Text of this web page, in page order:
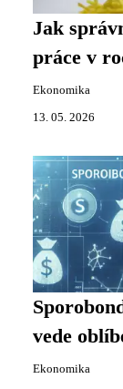
Jak
práce v
Ekonomika
13. 05. 2026
vede
Ekonomika